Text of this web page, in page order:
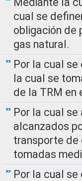
cual se
obligación de
gas natural.
Por la cual se
la cual se
de la TRM en
Por la cual
alcanzados
transporte de
tomadas
Por la cual